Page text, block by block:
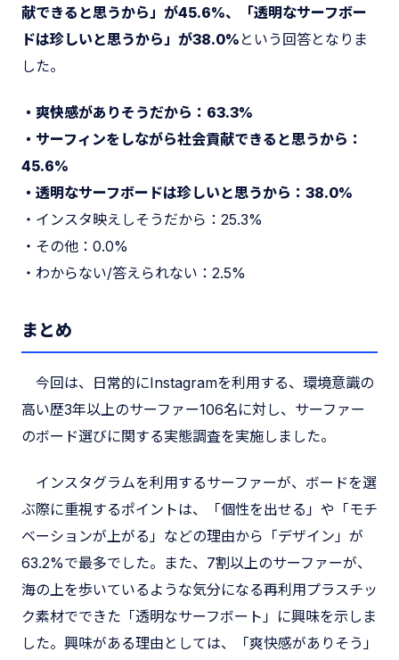
献できると思うから」が45.6%、「透明なサーフボー
ドは珍しいと思うから」が38.0% という回答となりま
した。
・爽快感がありそうだから：63.3%
・サーフィンをしながら社会貢献できると思うから：
45.6%
・透明なサーフボードは珍しいと思うから：38.0%
・インスタ映えしそうだから：25.3%
・その他：0.0%
・わからない/答えられない：2.5%
まとめ
今回は、日常的にInstagramを利用する、環境意識の
高い歴3年以上のサーファー106名に対し、サーファー
のボード選びに関する実態調査を実施しました。
インスタグラムを利用するサーファーが、ボードを選
ぶ際に重視するポイントは、「個性を出せる」や「モチ
ベーションが上がる」などの理由から「デザイン」が
63.2%で最多でした。また、7割以上のサーファーが、
海の上を歩いているような気分になる再利用プラスチッ
ク素材でできた「透明なサーフボート」に興味を示しま
した。興味がある理由としては、「爽快感がありそう」